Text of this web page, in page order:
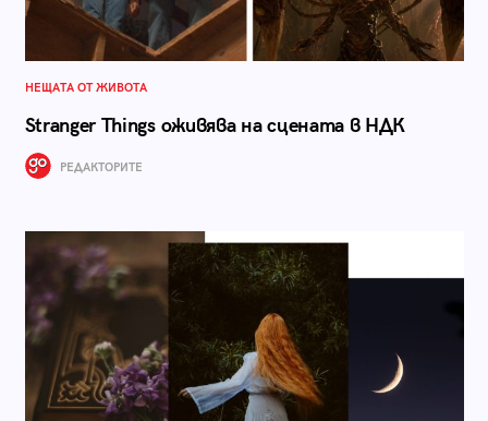
НЕЩАТА ОТ ЖИВОТА
Stranger Things оживява на сцената в НДК
РЕДАКТОРИТЕ